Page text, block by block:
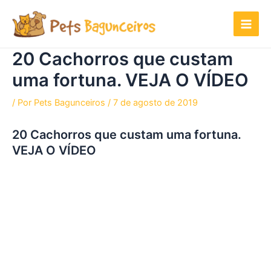
para
conteúdo
20 Cachorros que custam
uma fortuna. VEJA O VÍDEO
/ Por Pets Bagunceiros / 7 de agosto de 2019
20 Cachorros que custam uma fortuna.
VEJA O VÍDEO